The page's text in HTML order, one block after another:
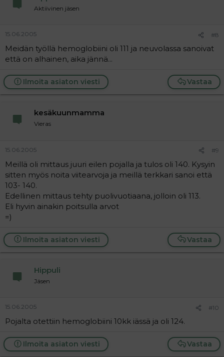
Aktiivinen jäsen
15.06.2005 #8
Meidän työllä hemoglobiini oli 111 ja neuvolassa sanoivat
että on alhainen, aika jännä...
Vastaa
Ilmoita asiaton viesti
kesäkuunmamma
Vieras
15.06.2005 #9
Meillä oli mittaus juuri eilen pojalla ja tulos oli 140. Kysyin
sitten myös noita viitearvoja ja meillä terkkari sanoi että
103- 140.
Edellinen mittaus tehty puolivuotiaana, jolloin oli 113.
Eli hyvin ainakin poitsulla arvot
=)
Vastaa
Ilmoita asiaton viesti
Hippuli
Jäsen
15.06.2005 #10
Pojalta otettiin hemoglobiini 10kk iässä ja oli 124.
Vastaa
Ilmoita asiaton viesti